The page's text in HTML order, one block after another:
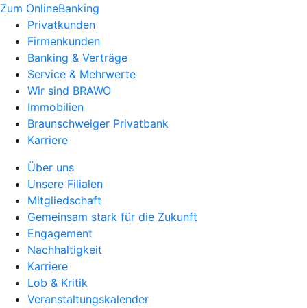
Zum OnlineBanking
Privatkunden
Firmenkunden
Banking & Verträge
Service & Mehrwerte
Wir sind BRAWO
Immobilien
Braunschweiger Privatbank
Karriere
Über uns
Unsere Filialen
Mitgliedschaft
Gemeinsam stark für die Zukunft
Engagement
Nachhaltigkeit
Karriere
Lob & Kritik
Veranstaltungskalender